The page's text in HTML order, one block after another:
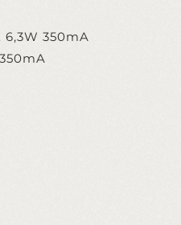
6,3W 350mA